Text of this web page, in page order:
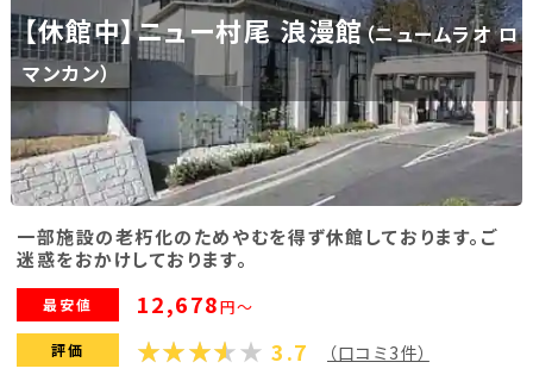
関東
栃木県(17) 群馬県(25)
茨城県(4)
埼玉県(1)
東京都(9)
千葉県(14)
神奈川県(14)
東海
静岡県(44) 愛知県(15)
岐阜県(5)
【休館中】ニュー村尾 浪漫館（ニュームラオ ロ
マンカン）
一部施設の老朽化のためやむを得ず休館しております。ご
迷惑をおかけしております。
最安値 12,678円～
評価 3.7 （口コミ3件）